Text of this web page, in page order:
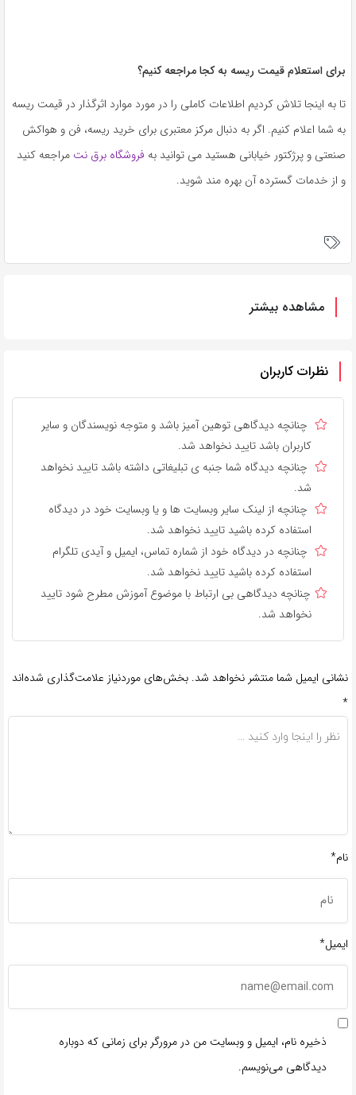
برای استعلام قیمت ریسه به کجا مراجعه کنیم؟
تا به اینجا تلاش کردیم اطلاعات کاملی را در مورد موارد اثرگذار در قیمت ریسه
به شما اعلام کنیم. اگر به دنبال مرکز معتبری برای خرید ریسه، فن و هواکش
صنعتی و پرژکتور خیابانی هستید می توانید به فروشگاه برق نت مراجعه کنید
و از خدمات گسترده آن بهره مند شوید.
مشاهده بیشتر
نظرات کاربران
چنانچه دیدگاهی توهین آمیز باشد و متوجه نویسندگان و سایر
کاربران باشد تایید نخواهد شد.
چنانچه دیدگاه شما جنبه ی تبلیغاتی داشته باشد تایید نخواهد
شد.
چنانچه از لینک سایر وبسایت ها و یا وبسایت خود در دیدگاه
استفاده کرده باشید تایید نخواهد شد.
چنانچه در دیدگاه خود از شماره تماس، ایمیل و آیدی تلگرام
استفاده کرده باشید تایید نخواهد شد.
چنانچه دیدگاهی بی ارتباط با موضوع آموزش مطرح شود تایید
نخواهد شد.
نشانی ایمیل شما منتشر نخواهد شد. بخش‌های موردنیاز علامت‌گذاری شده‌اند
*
نام*
ایمیل*
ذخیره نام، ایمیل و وبسایت من در مرورگر برای زمانی که دوباره
دیدگاهی می‌نویسم.